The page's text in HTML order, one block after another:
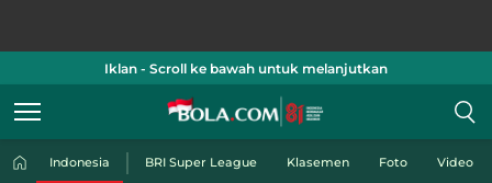
Iklan - Scroll ke bawah untuk melanjutkan
Indonesia BRI Super League Klasemen Foto Video